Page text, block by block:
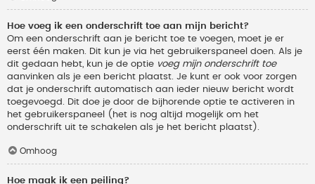
Hoe voeg ik een onderschrift toe aan mijn bericht?
Om een onderschrift aan je bericht toe te voegen, moet je er
eerst één maken. Dit kun je via het gebruikerspaneel doen. Als je
dit gedaan hebt, kun je de optie voeg mijn onderschrift toe
aanvinken als je een bericht plaatst. Je kunt er ook voor zorgen
dat je onderschrift automatisch aan ieder nieuw bericht wordt
toegevoegd. Dit doe je door de bijhorende optie te activeren in
het gebruikerspaneel (het is nog altijd mogelijk om het
onderschrift uit te schakelen als je het bericht plaatst).
Omhoog
Hoe maak ik een peiling?